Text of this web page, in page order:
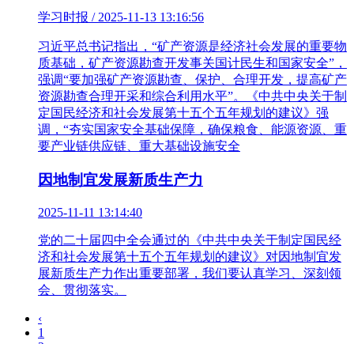
学习时报 / 2025-11-13 13:16:56
习近平总书记指出，“矿产资源是经济社会发展的重要物
质基础，矿产资源勘查开发事关国计民生和国家安全”，
强调“要加强矿产资源勘查、保护、合理开发，提高矿产
资源勘查合理开采和综合利用水平”。《中共中央关于制
定国民经济和社会发展第十五个五年规划的建议》强
调，“夯实国家安全基础保障，确保粮食、能源资源、重
要产业链供应链、重大基础设施安全
因地制宜发展新质生产力
2025-11-11 13:14:40
党的二十届四中全会通过的《中共中央关于制定国民经
济和社会发展第十五个五年规划的建议》对因地制宜发
展新质生产力作出重要部署，我们要认真学习、深刻领
会、贯彻落实。
‹
1